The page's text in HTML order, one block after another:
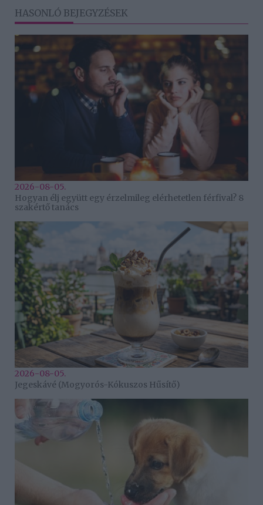
HASONLÓ BEJEGYZÉSEK
2026-08-05.
Hogyan élj együtt egy érzelmileg elérhetetlen férfival? 8
szakértő tanács
2026-08-05.
Jegeskávé (Mogyorós-Kókuszos Hűsítő)